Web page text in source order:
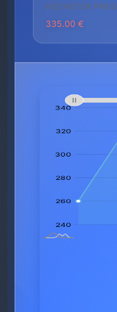
HÖCHSTER PREIS
335.00 €